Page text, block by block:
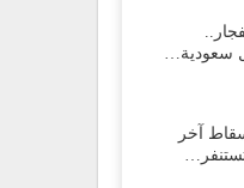
إلى
تعلن: “لا
سعودية…
آخر